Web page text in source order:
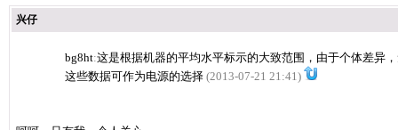
兴仔
bg8ht:这是根据机器的平均水平标示的大致范围，由于个体差异
这些数据可作为电源的选择 (2013-07-21 21:41)